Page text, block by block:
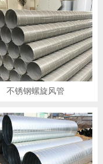
不锈钢螺旋风管